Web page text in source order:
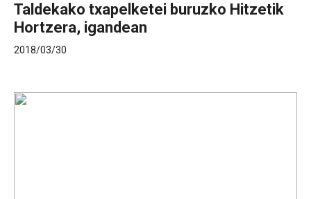
Taldekako txapelketei buruzko Hitzetik
Hortzera, igandean
2018/03/30